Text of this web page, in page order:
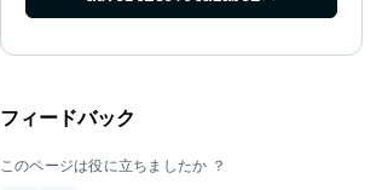
フィードバック
このページは役に立ちましたか ？